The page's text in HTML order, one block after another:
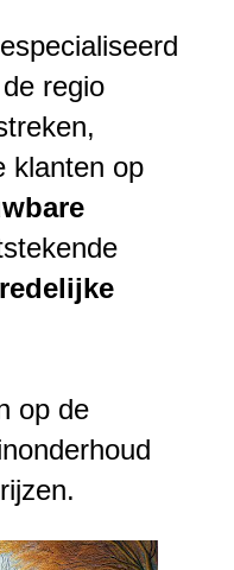
regio
klanten op
redelijke
op de